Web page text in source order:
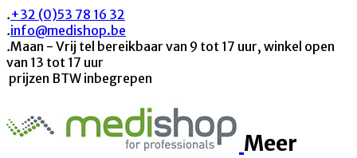
.+32 (0)53 78 16 32
.info@medishop.be
.Maan - Vrij tel bereikbaar van 9 tot 17 uur, winkel open
van 13 tot 17 uur
prijzen BTW inbegrepen
Meer